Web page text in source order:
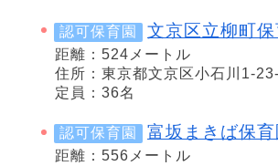
認可保育園 文京区立柳町保
距離：524メートル
住所：東京都文京区小石川1-
定員：36名
認可保育園 富坂まきば保育
距離：556メートル